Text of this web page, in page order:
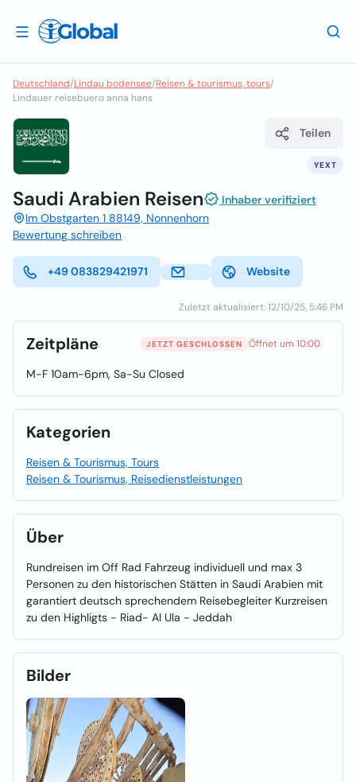
Deutschland/Lindau bodensee/Reisen & tourismus, tours/
Lindauer reisebuero anna hans
YEXT
Teilen
Saudi Arabien Reisen
Inhaber verifiziert
Im Obstgarten 1 88149, Nonnenhorn
Bewertung schreiben
+49 083829421971 Website
Zuletzt aktualisiert: 12/10/25, 5:46 PM
Zeitpläne JETZT GESCHLOSSEN Öffnet um 10:00
M-F 10am-6pm, Sa-Su Closed
Kategorien
Reisen & Tourismus, Tours
Reisen & Tourismus, Reisedienstleistungen
Über
Rundreisen im Off Rad Fahrzeug individuell und max 3
Personen zu den historischen Stätten in Saudi Arabien mit
garantiert deutsch sprechendem Reisebegleiter Kurzreisen
zu den Highligts - Riad- Al Ula - Jeddah
Bilder